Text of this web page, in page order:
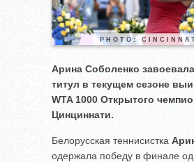
PHOTO:
Арина Соболенко
титул в текущем сезоне
WTA 1000 Открытого
Цинциннати.
Белорусская теннисистка
одержала победу в финале